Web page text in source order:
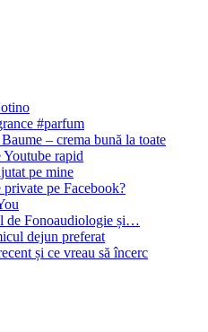
#parfum
– crema bună la toate
Youtube rapid
pe mine
pe Facebook?
de Fonoaudiologie și…
dejun preferat
și ce vreau să încerc